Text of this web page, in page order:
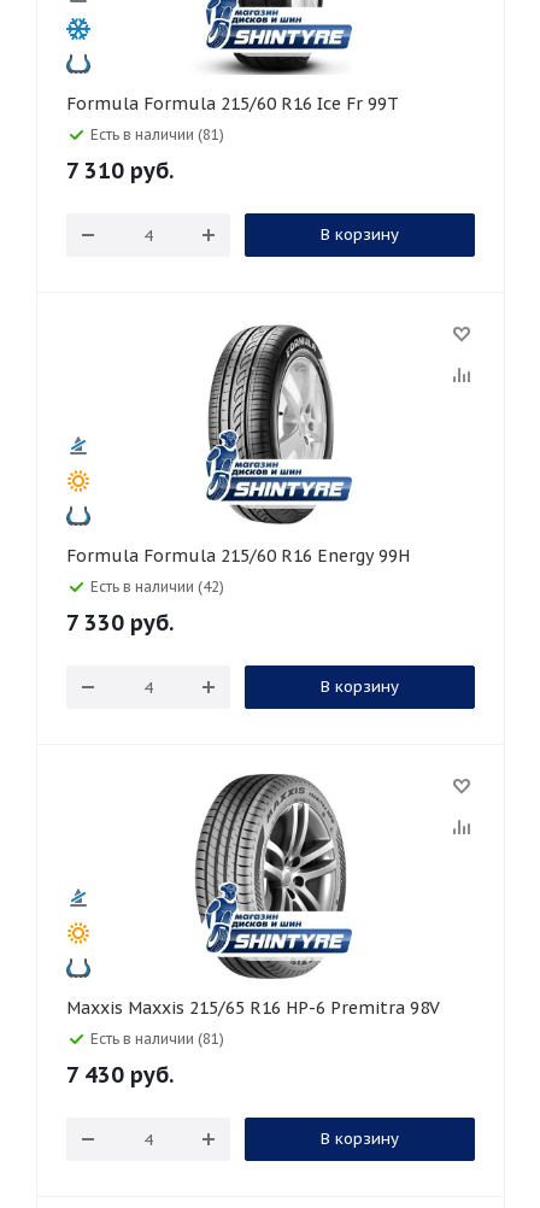
Formula Formula 215/60 R16 Ice Fr 99T
Есть в наличии (81)
7 310 руб.
В корзину
Formula Formula 215/60 R16 Energy 99H
Есть в наличии (42)
7 330 руб.
В корзину
Maxxis Maxxis 215/65 R16 HP-6 Premitra 98V
Есть в наличии (81)
7 430 руб.
В корзину